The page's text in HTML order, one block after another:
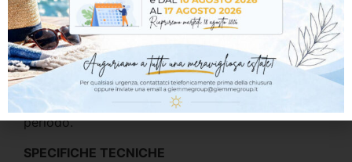
ottime proprietà di isolamento acustico,
contribuendo alla riduzione della trasmissione dei
rumori e aumentando il comfort degli ambienti
interni. Grazie alle caratteristiche meccaniche
certificate, SmartWall N 500 FB offre elevata
stabilità durante installazione e utilizzo nel lungo
periodo.
SPECIFICHE TECNICHE